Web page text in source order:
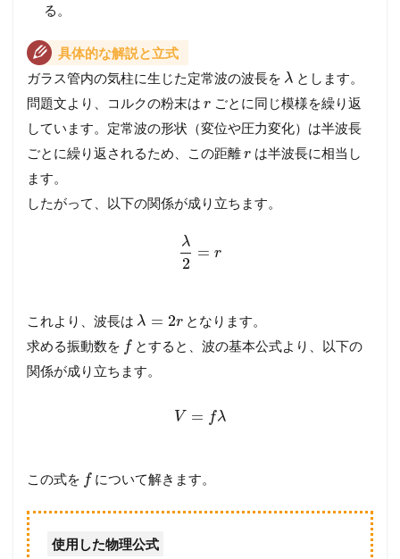
る。
具体的な解説と立式
ガラス管内の気柱に生じた定常波の波長を λ とします。
問題文より、コルクの粉末は r ごとに同じ模様を繰り返
しています。定常波の形状（変位や圧力変化）は半波長
ごとに繰り返されるため、この距離r は半波長に相当し
ます。
したがって、以下の関係が成り立ちます。
λ
2
= r
これより、波長は λ = 2r となります。
求める振動数を f とすると、波の基本公式より、以下の
関係が成り立ちます。
V = fλ
この式を f について解きます。
使用した物理公式